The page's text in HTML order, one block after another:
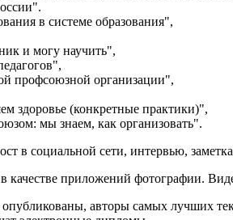
в системе образования",
и могу научить",
профсоюзной организации",
здоровье (конкретные практики)",
мы знаем, как организовать".
в социальной сети, интервью,
качестве приложений фотографии.
авторы самых лучших